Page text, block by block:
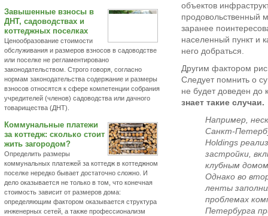
объектов
продовольственный
заранее
населенный пункт и
него добраться.
Другим фактором
Следует помнить о
не будет доведен до
знает такие случаи.
Например,
Санкт-
Holdings
застройки,
клубным
Однако во
ленты
проблемах
Петербурга
Завышенные взносы в
ДНТ, садоводствах и
коттеджных поселках
Ценообразование стоимости
обслуживания и размеров взносов в садоводстве
или поселке не регламентировано
законодательством. Строго говоря, согласно
нормам законодательства содержание и размеры
взносов относятся к сфере компетенции собрания
учредителей (членов) садоводства или дачного
товарищества (ДНТ).
Коммунальные платежи
за коттедж: сколько стоит
жить загородом?
Определить размеры
коммунальных платежей за коттедж в коттеджном
поселке нередко бывает достаточно сложно. И
дело оказывается не только в том, что конечная
стоимость зависит от размеров дома:
определяющим фактором оказывается структура
инженерных сетей, а также профессионализм